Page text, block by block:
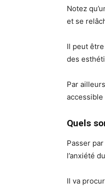
Notez
et se
Il peut
des
Par
Quels
Passer
l’anxiété
Il va